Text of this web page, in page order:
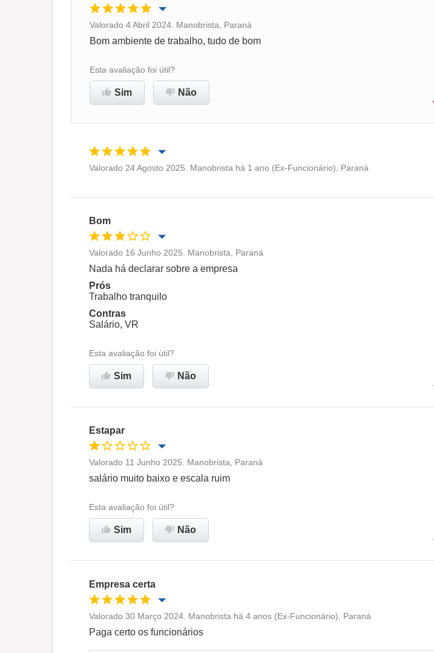
Oportunidade de promoção
Ambiente de trabalho
Recomenda esta empresa
Valorado 4 Abril 2024. Manobrista, Paraná
Bom ambiente de trabalho, tudo de bom
Esta avaliação foi útil?
Sim Não
Valorado 24 Agosto 2025. Manobrista há 1 ano (Ex-Funcionário), Paraná
Bom
Oportunidade de promoção
Ambiente de trabalho
Recomenda esta empresa
Valorado 16 Junho 2025. Manobrista, Paraná
Nada há declarar sobre a empresa
Prós
Trabalho tranquilo
Contras
Salário, VR
Esta avaliação foi útil?
Sim Não
Estapar
Oportunidade de promoção
Ambiente de trabalho
Não recomenda esta
Valorado 11 Junho 2025. Manobrista, Paraná
salário muito baixo e escala ruim
Esta avaliação foi útil?
Sim Não
Empresa certa
Oportunidade de promoção
Valorado 30 Março 2024. Manobrista há 4 anos (Ex-Funcionário), Paraná
Paga certo os funcionários